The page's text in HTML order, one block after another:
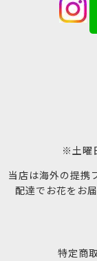
※土曜
当店は海外の提携
配達でお花をお
特定商